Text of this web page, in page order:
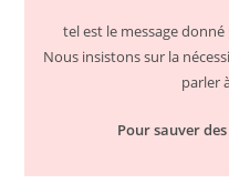
tel est le message donné
Nous insistons sur la
parler
Pour sauver